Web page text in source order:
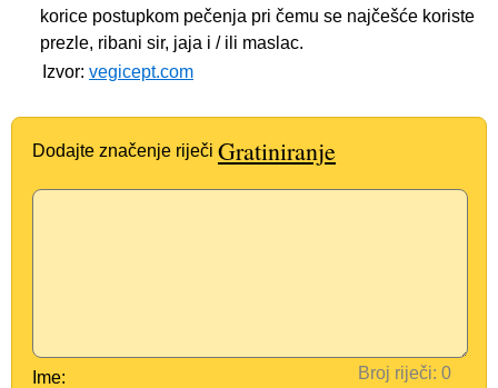
korice postupkom pečenja pri čemu se najčešće koriste
prezle, ribani sir, jaja i / ili maslac.
Izvor: vegicept.com
Dodajte značenje riječi Gratiniranje
Broj riječi:
Ime: